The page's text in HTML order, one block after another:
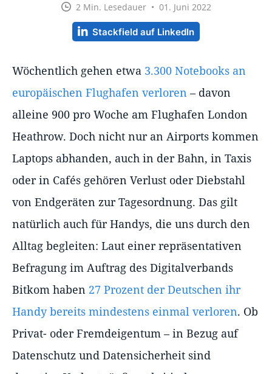
2 Min. Lesedauer • 01. Juni 2022
Stackfield auf LinkedIn
Wöchentlich gehen etwa 3.300 Notebooks an
europäischen Flughafen verloren – davon
alleine 900 pro Woche am Flughafen London
Heathrow. Doch nicht nur an Airports kommen
Laptops abhanden, auch in der Bahn, in Taxis
oder in Cafés gehören Verlust oder Diebstahl
von Endgeräten zur Tagesordnung. Das gilt
natürlich auch für Handys, die uns durch den
Alltag begleiten: Laut einer repräsentativen
Befragung im Auftrag des Digitalverbands
Bitkom haben 27 Prozent der Deutschen ihr
Handy bereits mindestens einmal verloren. Ob
Privat- oder Fremdeigentum – in Bezug auf
Datenschutz und Datensicherheit sind